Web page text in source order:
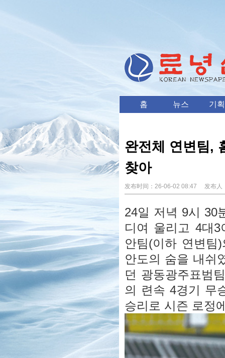
홈 뉴스 기획
완전체 연변팀,
찾아
发布时间： 26-06-02 08:47 发布人
24일 저녁 9시 30
디여 울리고 4대
안팀(이하 연변
안도의 숨을 내쉬
던 광동광주표범
의 련속 4경기 무
승리로 시즌 로정